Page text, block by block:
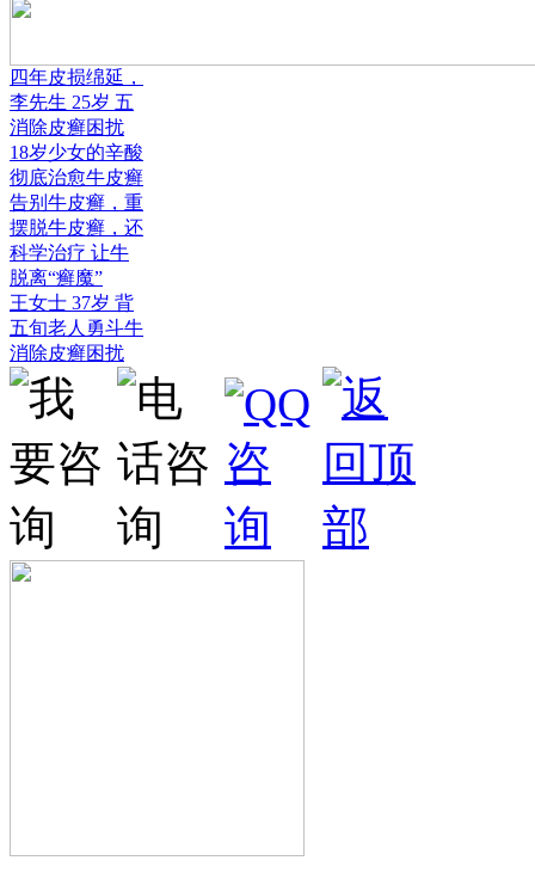
四年皮损绵延，
李先生 25岁 五
消除皮癣困扰
18岁少女的辛酸
彻底治愈牛皮癣
告别牛皮癣，重
摆脱牛皮癣，还
科学治疗 让牛
脱离“癣魔”
王女士 37岁 背
五旬老人勇斗牛
消除皮癣困扰